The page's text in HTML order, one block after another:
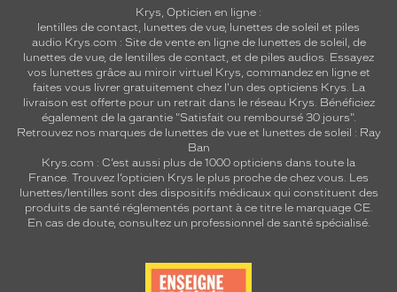
Krys, Opticien en ligne :
lentilles de contact, lunettes de vue, lunettes de soleil et piles
audio Krys.com : Site de vente en ligne de lunettes de soleil, de
lunettes de vue, de lentilles de contact, et de piles audios. Essayez
vos lunettes grâce au miroir virtuel Krys, commandez en ligne et
faites vous livrer gratuitement chez l'un des opticiens Krys. La
livraison est offerte pour un retrait dans le réseau Krys. Bénéficiez
également de la garantie "Satisfait ou remboursé 30 jours".
Retrouvez nos marques de lunettes de vue et lunettes de soleil : Ray
Ban
Krys.com : C’est aussi plus de 1000 opticiens dans toute la
France. Trouvez l’opticien Krys le plus proche de chez vous. Les
lunettes/lentilles sont des dispositifs médicaux qui constituent des
produits de santé réglementés portant à ce titre le marquage CE.
En cas de doute, consultez un professionnel de santé spécialisé.